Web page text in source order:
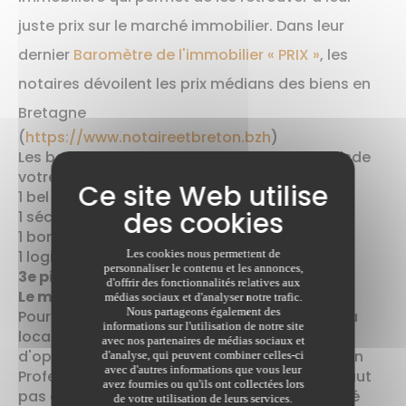
juste prix sur le marché immobilier. Dans leur
dernier Baromètre de l'immobilier « PRIX », les
notaires dévoilent les prix médians des biens en
Bretagne
(https://www.notaireetbreton.bzh)
Les bons plans immobiliersSuivez les conseilsde
votre notaire pour acheter :
1 bel emplacement
1 sécurité d'achat à 2
1 bonne stratégie patrimoniale
1 logique de transmission
3e piste
Le meilleur rendement
Pour éviter que les revenus fonciers issus de la
location ne soient trop taxés, il est conseillé
d'opter pour le statut de Loueur en Meublé Non
Professionnel (LMNP). Pour y prétendre, il ne faut
pas que les revenus générés par cette activité
Les cookies nous permettent de
personnaliser le contenu et les annonces,
d'offrir des fonctionnalités relatives aux
médias sociaux et d'analyser notre trafic.
Nous partageons également des
informations sur l'utilisation de notre site
avec nos partenaires de médias sociaux et
d'analyse, qui peuvent combiner celles-ci
avec d'autres informations que vous leur
avez fournies ou qu'ils ont collectées lors
de votre utilisation de leurs services.